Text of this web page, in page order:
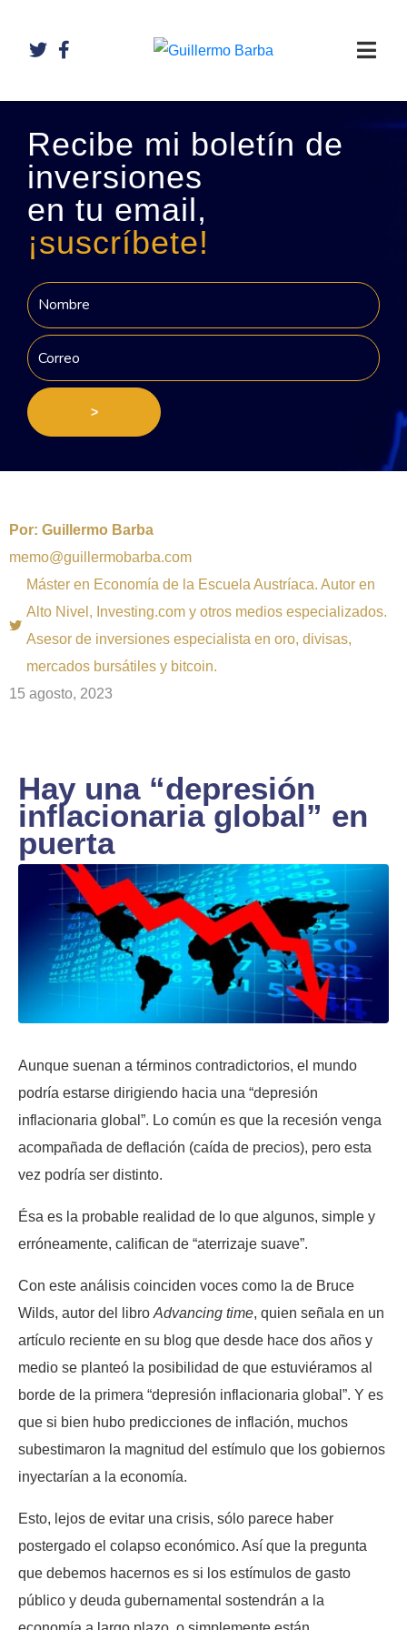
Recibe mi boletín de
inversiones
en tu email,
¡suscríbete!
>
Por: Guillermo Barba
memo@guillermobarba.com
Máster en Economía de la Escuela Austríaca. Autor en
Alto Nivel, Investing.com y otros medios especializados.
Asesor de inversiones especialista en oro, divisas,
mercados bursátiles y bitcoin.
15 agosto, 2023
Hay una “depresión
inflacionaria global” en
puerta
Aunque suenan a términos contradictorios, el mundo
podría estarse dirigiendo hacia una “depresión
inflacionaria global”. Lo común es que la recesión venga
acompañada de deflación (caída de precios), pero esta
vez podría ser distinto.
Ésa es la probable realidad de lo que algunos, simple y
erróneamente, califican de “aterrizaje suave”.
Con este análisis coinciden voces como la de Bruce
Wilds, autor del libro Advancing time, quien señala en un
artículo reciente en su blog que desde hace dos años y
medio se planteó la posibilidad de que estuviéramos al
borde de la primera “depresión inflacionaria global”. Y es
que si bien hubo predicciones de inflación, muchos
subestimaron la magnitud del estímulo que los gobiernos
inyectarían a la economía.
Esto, lejos de evitar una crisis, sólo parece haber
postergado el colapso económico. Así que la pregunta
que debemos hacernos es si los estímulos de gasto
público y deuda gubernamental sostendrán a la